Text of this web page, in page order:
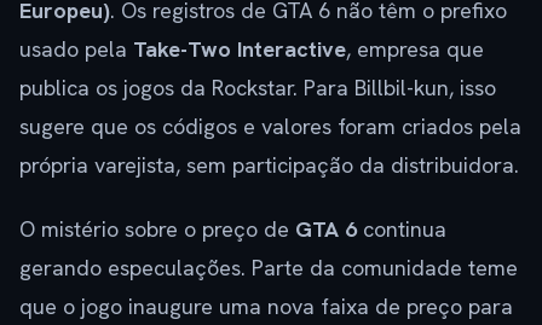
Europeu). Os registros de GTA 6 não têm o prefixo
usado pela Take-Two Interactive, empresa que
publica os jogos da Rockstar. Para Billbil-kun, isso
sugere que os códigos e valores foram criados pela
própria varejista, sem participação da distribuidora.
O mistério sobre o preço de GTA 6continua
gerando especulações. Parte da comunidade teme
que o jogo inaugure uma nova faixa de preço para